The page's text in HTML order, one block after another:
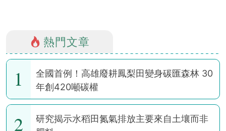
熱門文章
1
全國首例！高雄廢耕鳳梨田變身碳匯森林 30
年創420噸碳權
2
研究揭示水稻田氮氣排放主要來自土壤而非